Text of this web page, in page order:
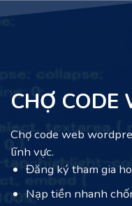
CHỢ CODE
Chợ code web
lĩnh vực.
Đăng ký tham gia
Nạp tiền nhanh